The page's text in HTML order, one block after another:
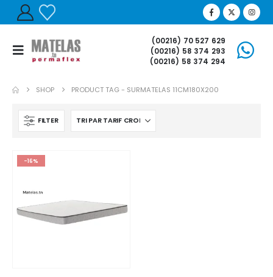
(00216) 70 527 629
(00216) 58 374 293
(00216) 58 374 294
SHOP PRODUCT TAG - SURMATELAS 11CM180X200
FILTER
-16%